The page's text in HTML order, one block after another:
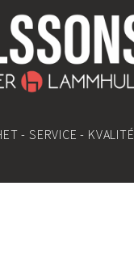
- SERVICE - KVALITÉ